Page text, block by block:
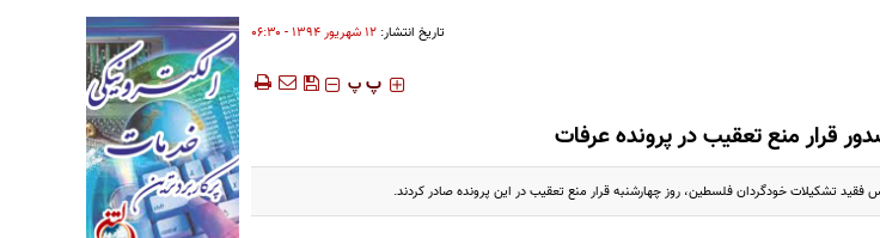
تاریخ انتشار: ۱۲ شهريور ۱۳۹۴ - ۰۶:۳۰
‍‍‍ پ پ
قرار منع تعقيب در پرونده عرفات
تشکیلات خودگردان فلسطین، روز چهارشنبه قرار منع تعقیب در این پرونده صادر کردند.